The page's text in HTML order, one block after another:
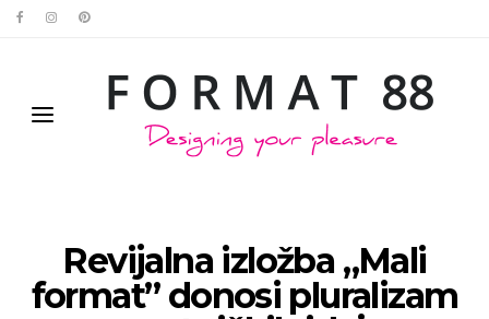
Revijalna izložba „Mali
format” donosi pluralizam